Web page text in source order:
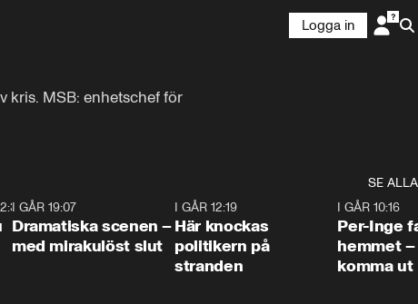
Logga in
kris. MSB: enhetschef för
SE ALLA
I GÅR 19:07
Dramatiska scenen –
med mirakulöst slut
I GÅR 12:19
Här knockas
politikern på
stranden
I GÅR 10:16
Per-Inge
hemmet
komma ut